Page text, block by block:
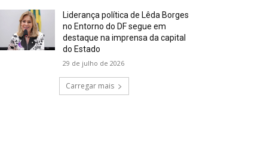
Liderança política de Lêda Borges
no Entorno do DF segue em
destaque na imprensa da capital
do Estado
29 de julho de 2026
Carregar mais